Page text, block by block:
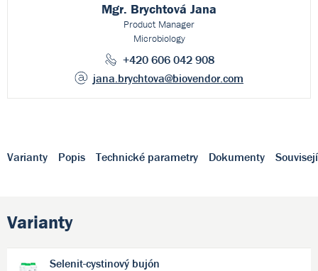
Mgr. Brychtová Jana
Product Manager
Microbiology
+420 606 042 908
jana.brychtova@biovendor.com
Varianty Popis Technické parametry Dokumenty
Varianty
Selenit-cystinový bujón